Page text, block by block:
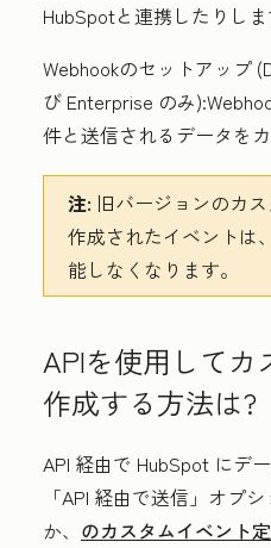
HubSpotと連携したりしま
Webhookのセットアップ (
び Enterprise のみ
件と送信されるデータを
注: 旧バージョンのカ
作成されたイベントは
能しなくなります。
APIを使用してカ
作成する方法は?
API 経由で HubSpot にデ
「API 経由で送信」 オプシ
か、 のカスタムイベント